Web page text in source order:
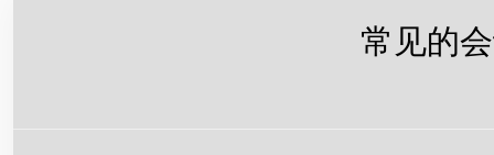
常见的